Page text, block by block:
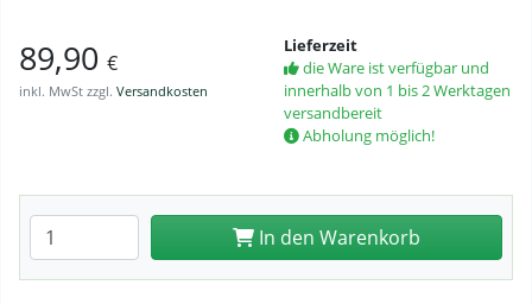
89,90 €
inkl. MwSt zzgl. Versandkosten
Lieferzeit
die Ware ist verfügbar und
innerhalb von 1 bis 2 Werktagen
versandbereit
Abholung möglich!
Anzahl eingeben In den Warenkorb